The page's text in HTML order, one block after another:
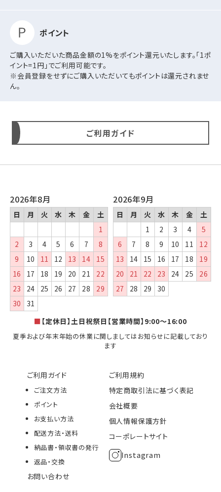
ポイント
ご購入いただいた商品金額の1%をポイント還元いたします。「1ポ
イント=1円」でご利用可能です。
※会員登録をせずにご購入いただいてもポイントは還元されませ
ん。
ご利用ガイド
ご利用ガイド
ご注文方法
ポイント
お支払い方法
配送方法・送料
納品書・領収書の発行
返品・交換
お問い合わせ
ご利用規約
特定商取引法に基づく表記
会社概要
個人情報保護方針
コーポレートサイト
Instagram
2026年8月
日 月 火 水 木 金
土
1
2
3 4 5 6 7
8
9
10 11 12 13 14
15
16
17 18 19 20 21
22
23
24 25 26 27 28
29
30
31
2026年9月
日 月 火 水 木 金
土
1
2 3 4
5
6
7 8 9 10 11
12
13
14 15 16 17 18
19
20
21 22 23 24 25
26
27
28 29 30
■ 【定休日】土日祝祭日【営業時間】9:00～16:00
夏季および年末年始の休業に関しましてはお知らせに記載しており
ます